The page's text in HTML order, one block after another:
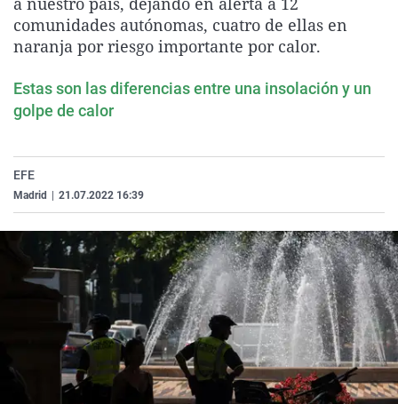
La rosa de los vientos
Gente viajera
Caso
Retornados
Extremadura
Galicia
Virales
Televisión
comunidades autónomas, cuatro de ellas en
naranja por riesgo importante por calor.
Estas son las diferencias entre una insolación y un
golpe de calor
EFE
Madrid 21.07.2022 16:39